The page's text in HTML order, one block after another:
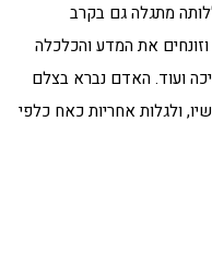
מתגלה גם בקרב
את המדע והכלכלה
ועוד. האדם נברא בצלם
ולגלות אחריות כאח כלפי